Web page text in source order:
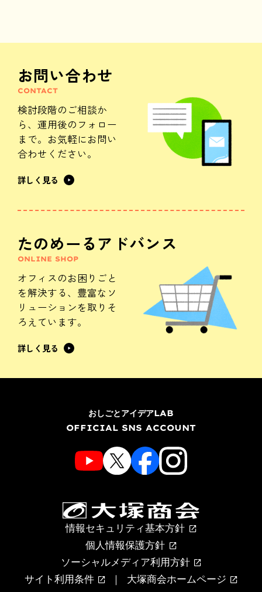
お問い合わせ
CONTACT
検討段階のご相談か
ら、 運用後のフォロー
まで。 お気軽にお問い
合わせください。
詳しく見る
たのめーるアドバンス
ONLINE SHOP
オフィスのお困りごと
を解決する、 豊富なソ
リューションを取りそ
ろえています。
詳しく見る
おしごとアイデアLAB
OFFICIAL SNS ACCOUNT
情報セキュリティ基本方針
個人情報保護方針
ソーシャルメディア利用方針
サイト利用条件
大塚商会ホームページ